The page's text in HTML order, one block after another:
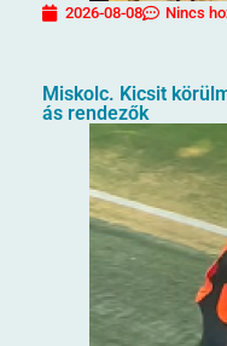
2026-08-08 Nincs
Miskolc. Kicsit
ás rendezők